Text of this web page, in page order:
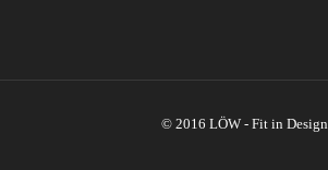
© 2016 LÖW - Fit in Design